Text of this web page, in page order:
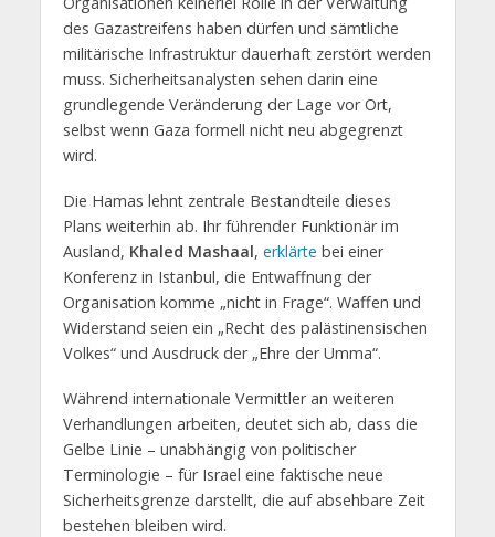
des Gazastreifens haben dürfen und sämtliche
militärische Infrastruktur dauerhaft zerstört werden
muss. Sicherheitsanalysten sehen darin eine
grundlegende Veränderung der Lage vor Ort,
selbst wenn Gaza formell nicht neu abgegrenzt
wird.
Die Hamas lehnt zentrale Bestandteile dieses
Plans weiterhin ab. Ihr führender Funktionär im
Ausland, Khaled Mashaal, erklärte bei einer
Konferenz in Istanbul, die Entwaffnung der
Organisation komme „nicht in Frage“. Waffen und
Widerstand seien ein „Recht des palästinensischen
Volkes“ und Ausdruck der „Ehre der Umma“.
Während internationale Vermittler an weiteren
Verhandlungen arbeiten, deutet sich ab, dass die
Gelbe Linie – unabhängig von politischer
Terminologie – für Israel eine faktische neue
Sicherheitsgrenze darstellt, die auf absehbare Zeit
bestehen bleiben wird.